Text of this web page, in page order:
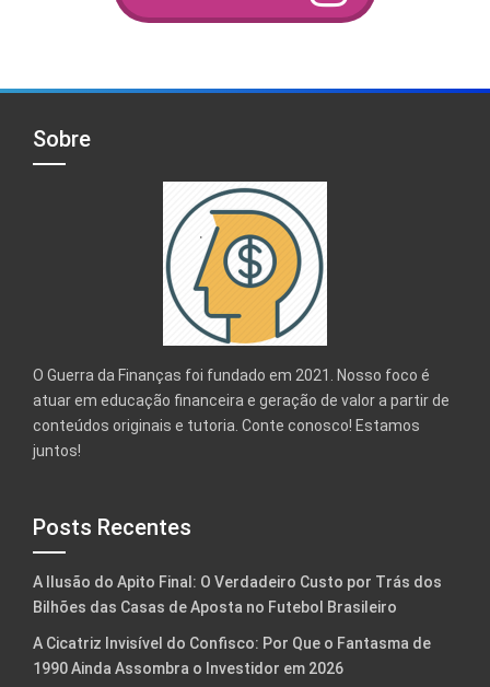
Sobre
O Guerra da Finanças foi fundado em 2021. Nosso foco é
atuar em educação financeira e geração de valor a partir de
conteúdos originais e tutoria. Conte conosco! Estamos
juntos!
Posts Recentes
A Ilusão do Apito Final: O Verdadeiro Custo por Trás dos
Bilhões das Casas de Aposta no Futebol Brasileiro
A Cicatriz Invisível do Confisco: Por Que o Fantasma de
1990 Ainda Assombra o Investidor em 2026